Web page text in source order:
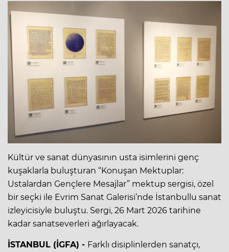
Kültür ve sanat dünyasının usta isimlerini genç
kuşaklarla buluşturan “Konuşan Mektuplar:
Ustalardan Gençlere Mesajlar” mektup sergisi, özel
bir seçki ile Evrim Sanat Galerisi’nde İstanbullu sanat
izleyicisiyle buluştu. Sergi, 26 Mart 2026 tarihine
kadar sanatseverleri ağırlayacak.
İSTANBUL (İGFA) - Farklı disiplinlerden sanatçı,